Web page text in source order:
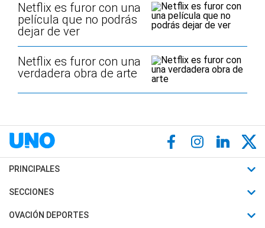
Netflix es furor con una
película que no podrás
dejar de ver
Netflix es furor con una
verdadera obra de arte
PRINCIPALES
Últimas Noticias
Política
SECCIONES
Horóscopo
OVACIÓN DEPORTES